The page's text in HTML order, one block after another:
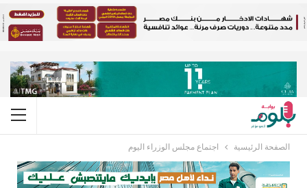
الصفحة الرئيسية اجتماع مجلس الوزراء اليوم